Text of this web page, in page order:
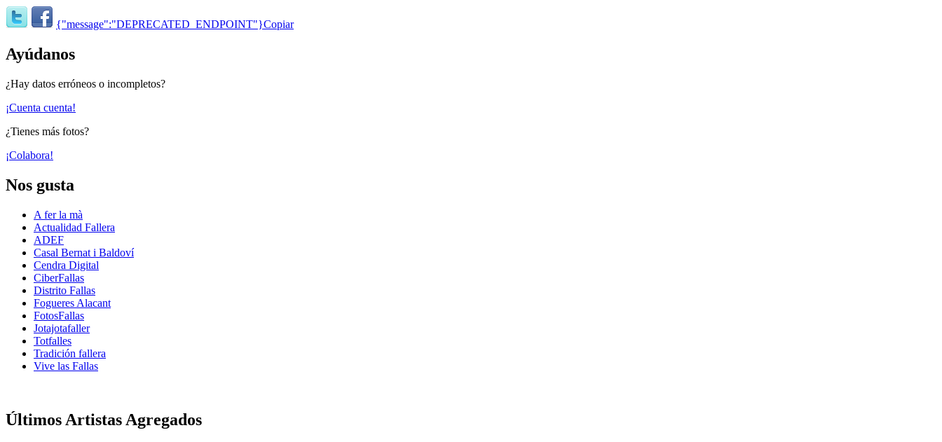
{"message":"DEPRECATED_ENDPOINT"}Copiar
Ayúdanos
¿Hay datos erróneos o incompletos?
¡Cuenta cuenta!
¿Tienes más fotos?
¡Colabora!
Nos gusta
A fer la mà
Actualidad Fallera
ADEF
Casal Bernat i Baldoví
Cendra Digital
CiberFallas
Distrito Fallas
Fogueres Alacant
FotosFallas
Jotajotafaller
Totfalles
Tradición fallera
Vive las Fallas
Últimos Artistas Agregados